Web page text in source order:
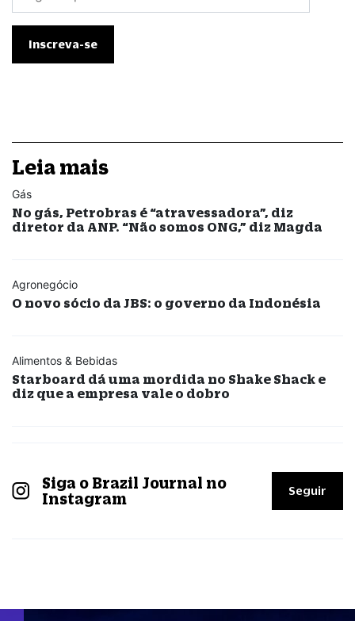
Leia mais
Gás
No gás, Petrobras é “atravessadora”, diz
diretor da ANP. “Não somos ONG,” diz Magda
Agronegócio
O novo sócio da JBS: o governo da Indonésia
Alimentos & Bebidas
Starboard dá uma mordida no Shake Shack e
diz que a empresa vale o dobro
Siga o Brazil Journal no
Instagram
Seguir